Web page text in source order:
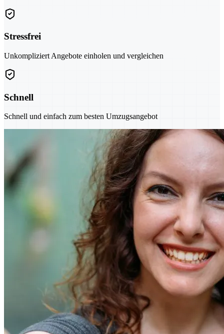
Stressfrei
Unkompliziert Angebote einholen und vergleichen
Schnell
Schnell und einfach zum besten Umzugsangebot